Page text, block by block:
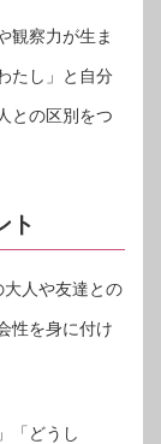
観察力が生ま
たし」と自分
との区別をつ
ト
人や友達との
性を身に付け
「どうし